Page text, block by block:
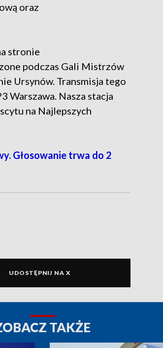
oraz
stronie
podczas Gali Mistrzów
Ursynów. Transmisja tego
Warszawa. Nasza stacja
na Najlepszych
Głosowanie trwa do 2
UDOSTĘPNIJ NA X
TAKŻE